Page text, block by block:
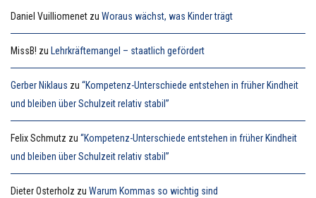
Daniel Vuilliomenet zu Woraus wächst, was Kinder trägt
MissB! zu Lehrkräftemangel – staatlich gefördert
Gerber Niklaus zu “Kompetenz-Unterschiede entstehen in früher Kindheit
und bleiben über Schulzeit relativ stabil”
Felix Schmutz zu “Kompetenz-Unterschiede entstehen in früher Kindheit
und bleiben über Schulzeit relativ stabil”
Dieter Osterholz zu Warum Kommas so wichtig sind